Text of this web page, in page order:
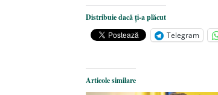
Dezvăluiri
Statul care servește
Legea Vexler produce
Distribuie dacă ți-a plăcut
Telegram
Articole similare